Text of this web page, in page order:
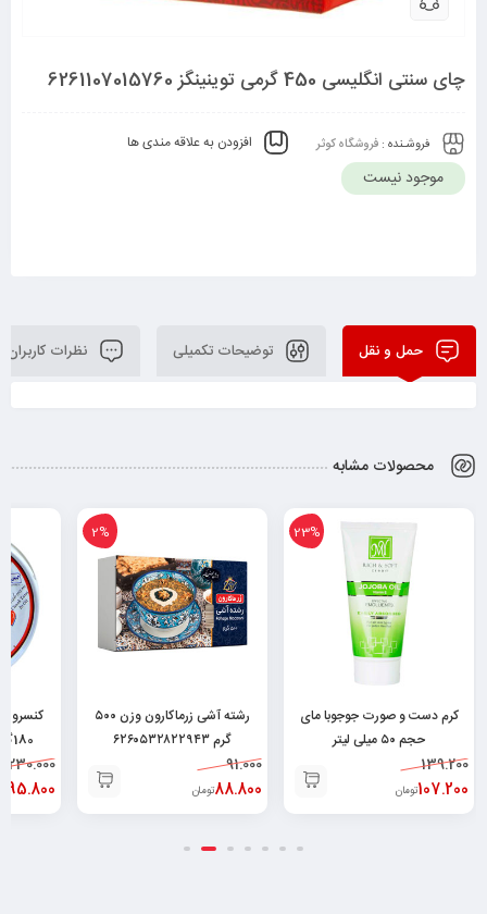
چای سنتی انگلیسی 450 گرمی توینینگز 6261107015760
فروشـنده : فروشگاه کوثر افزودن به علاقه مندی ها
موجود نیست
حمل و نقل توضیحات تکمیلی نظرات کاربران
محصولات مشابه
23%
کرم دست و صورت جوجوبا مای
حجم ۵۰ میلی لیتر
۶۲۶۰۴۸۲۵۲۰۰۲۹139.200
107.200تومان
2%
رشته آشی زرماکارون وزن ۵۰۰
گرم ۶۲۶۰۵۳۲۸۲۲۹۴۳
91.000
88.800تومان
کنسرو
180گرم ۶۲۶۲۶۶۳۲۰۰۰۳۴
230.000
195.800